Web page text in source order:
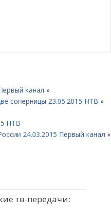
канал »
соперницы 23.05.2015 НТВ »
НТВ
24.03.2015 Первый канал »
тв-передачи: